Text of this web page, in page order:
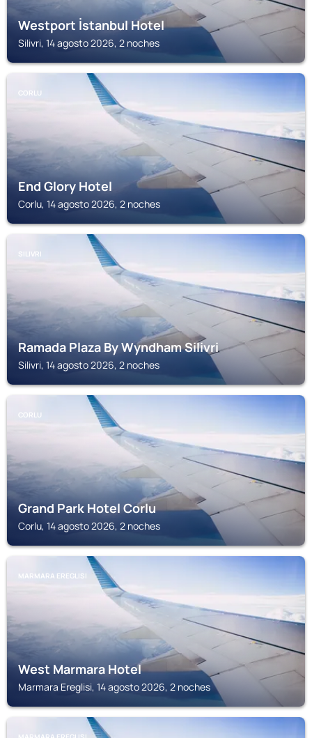
Westport İstanbul Hotel
Silivri, 14 agosto 2026, 2 noches
CORLU
End Glory Hotel
Corlu, 14 agosto 2026, 2 noches
SILIVRI
Ramada Plaza By Wyndham Silivri
Silivri, 14 agosto 2026, 2 noches
CORLU
Grand Park Hotel Corlu
Corlu, 14 agosto 2026, 2 noches
MARMARA EREGLISI
West Marmara Hotel
Marmara Ereglisi, 14 agosto 2026, 2 noches